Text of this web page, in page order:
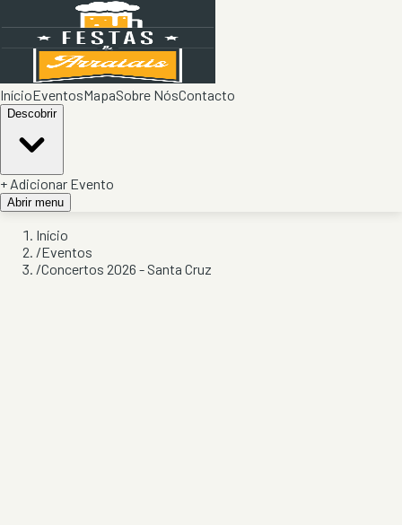
InícioEventosMapaSobre NósContacto
Descobrir
+ Adicionar Evento
Abrir menu
Início
/Eventos
/Concertos 2026 - Santa Cruz